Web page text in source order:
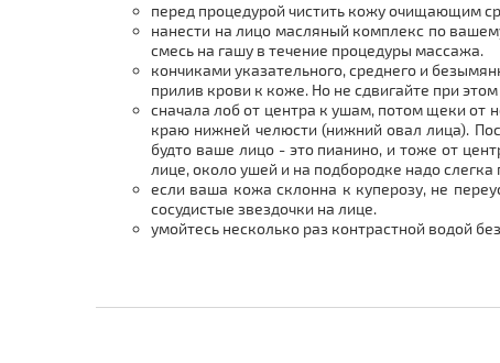
перед процедурой чистить кожу очищающим
нанести на лицо масляный комплекс по
смесь на гашу в течение процедуры массажа.
кончиками указательного, среднего и
прилив крови к коже. Но не сдвигайте при
сначала лоб от центра к ушам, потом щеки от
краю нижней челюсти (нижний овал лица).
будто ваше лицо - это пианино, и тоже от
лице, около ушей и на подбородке надо
если ваша кожа склонна к куперозу, не
сосудистые звездочки на лице.
умойтесь несколько раз контрастной водой